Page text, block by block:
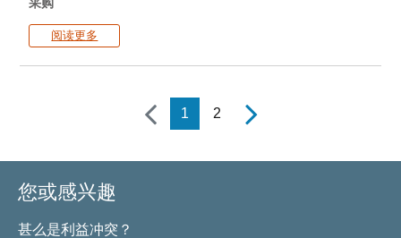
阅读更多
上一页
1 2 下一页
您或感兴趣
甚么是利益冲突？